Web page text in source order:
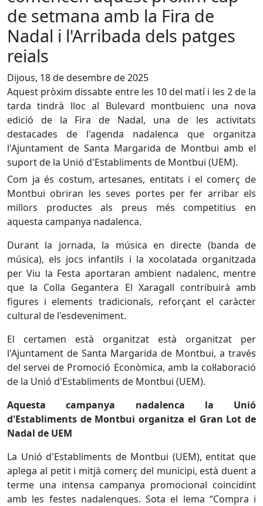
de setmana amb la Fira de
Nadal i l'Arribada dels patges
reials
Dijous, 18 de desembre de 2025
Aquest pròxim dissabte entre les 10 del matí i les 2 de la
tarda tindrà lloc al Bulevard montbuienc una nova
edició de la Fira de Nadal, una de les activitats
destacades de l'agenda nadalenca que organitza
l'Ajuntament de Santa Margarida de Montbui amb el
suport de la Unió d'Establiments de Montbui (UEM).
Com ja és costum, artesanes, entitats i el comerç de
Montbui obriran les seves portes per fer arribar els
millors productes als preus més competitius en
aquesta campanya nadalenca.
Durant la jornada, la música en directe (banda de
música), els jocs infantils i la xocolatada organitzada
per Viu la Festa aportaran ambient nadalenc, mentre
que la Colla Gegantera El Xaragall contribuirà amb
figures i elements tradicionals, reforçant el caràcter
cultural de l'esdeveniment.
El certamen està organitzat està organitzat per
l'Ajuntament de Santa Margarida de Montbui, a través
del servei de Promoció Econòmica, amb la col·laboració
de la Unió d'Establiments de Montbui (UEM).
Aquesta campanya nadalenca la Unió
d'Establiments de Montbui organitza el Gran Lot de
Nadal de UEM
La Unió d'Establiments de Montbui (UEM), entitat que
aplega al petit i mitjà comerç del municipi, està duent a
terme una intensa campanya promocional coincidint
amb les festes nadalenques. Sota el lema “Compra i